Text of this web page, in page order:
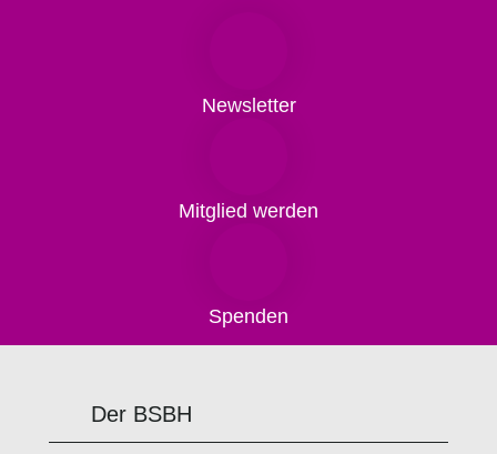
Newsletter
Mitglied werden
Spenden
Der BSBH